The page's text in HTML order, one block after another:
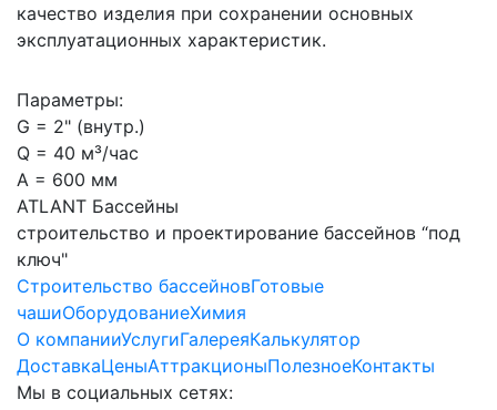
качество изделия при сохранении основных
эксплуатационных характеристик.
Параметры:
G = 2" (внутр.)
Q = 40 м³/час
А = 600 мм
ATLANT Бассейны
строительство и проектирование бассейнов “под
ключ"
Строительство бассейновГотовые
чашиОборудованиеХимия
О компанииУслугиГалереяКалькулятор
ДоставкаЦеныАттракционыПолезноеКонтакты
Мы в социальных сетях: